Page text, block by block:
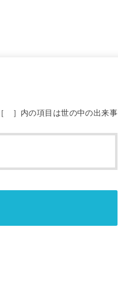
［ ］内の項目は世の中の出来事